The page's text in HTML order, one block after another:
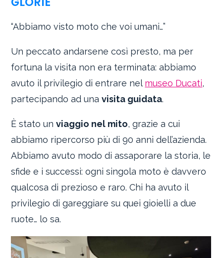
“Abbiamo visto moto che voi umani…”
Un peccato andarsene così presto, ma per
fortuna la visita non era terminata: abbiamo
avuto il privilegio di entrare nelmuseo Ducati,
partecipando ad unavisita guidata.
È stato unviaggio nel mito, grazie a cui
abbiamo ripercorso più di 90 anni dell’azienda.
Abbiamo avuto modo di assaporare la storia, le
sfide e i successi: ogni singola moto è davvero
qualcosa di prezioso e raro. Chi ha avuto il
privilegio di gareggiare su quei gioielli a due
ruote… lo sa.